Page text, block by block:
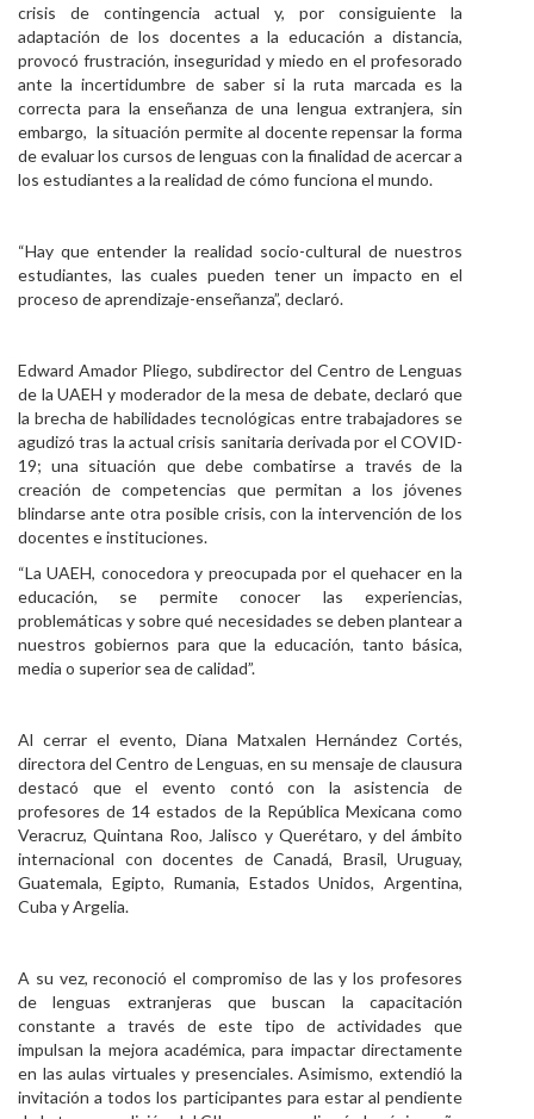
crisis de contingencia actual y, por consiguiente la
adaptación de los docentes a la educación a distancia,
provocó frustración, inseguridad y miedo en el profesorado
ante la incertidumbre de saber si la ruta marcada es la
correcta para la enseñanza de una lengua extranjera, sin
embargo, la situación permite al docente repensar la forma
de evaluar los cursos de lenguas con la finalidad de acercar a
los estudiantes a la realidad de cómo funciona el mundo.
“Hay que entender la realidad socio-cultural de nuestros
estudiantes, las cuales pueden tener un impacto en el
proceso de aprendizaje-enseñanza”, declaró.
Edward Amador Pliego, subdirector del Centro de Lenguas
de la UAEH y moderador de la mesa de debate, declaró que
la brecha de habilidades tecnológicas entre trabajadores se
agudizó tras la actual crisis sanitaria derivada por el COVID-
19; una situación que debe combatirse a través de la
creación de competencias que permitan a los jóvenes
blindarse ante otra posible crisis, con la intervención de los
docentes e instituciones.
“La UAEH, conocedora y preocupada por el quehacer en la
educación, se permite conocer las experiencias,
problemáticas y sobre qué necesidades se deben plantear a
nuestros gobiernos para que la educación, tanto básica,
media o superior sea de calidad”.
Al cerrar el evento, Diana Matxalen Hernández Cortés,
directora del Centro de Lenguas, en su mensaje de clausura
destacó que el evento contó con la asistencia de
profesores de 14 estados de la República Mexicana como
Veracruz, Quintana Roo, Jalisco y Querétaro, y del ámbito
internacional con docentes de Canadá, Brasil, Uruguay,
Guatemala, Egipto, Rumania, Estados Unidos, Argentina,
Cuba y Argelia.
A su vez, reconoció el compromiso de las y los profesores
de lenguas extranjeras que buscan la capacitación
constante a través de este tipo de actividades que
impulsan la mejora académica, para impactar directamente
en las aulas virtuales y presenciales. Asimismo, extendió la
invitación a todos los participantes para estar al pendiente